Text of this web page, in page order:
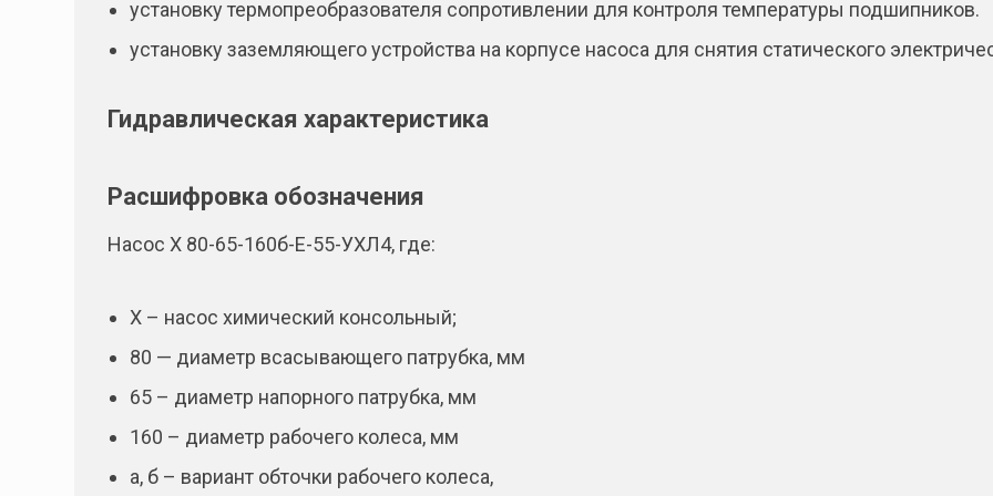
установку термопреобразователя сопротивлении для контроля температуры подшипников.
установку заземляющего устройства на корпусе насоса для снятия статического
Гидравлическая характеристика
Расшифровка обозначения
Насос Х 80-65-160б-Е-55-УХЛ4, где:
Х – насос химический консольный;
80 — диаметр всасывающего патрубка, мм
65 – диаметр напорного патрубка, мм
160 – диаметр рабочего колеса, мм
а, б – вариант обточки рабочего колеса,